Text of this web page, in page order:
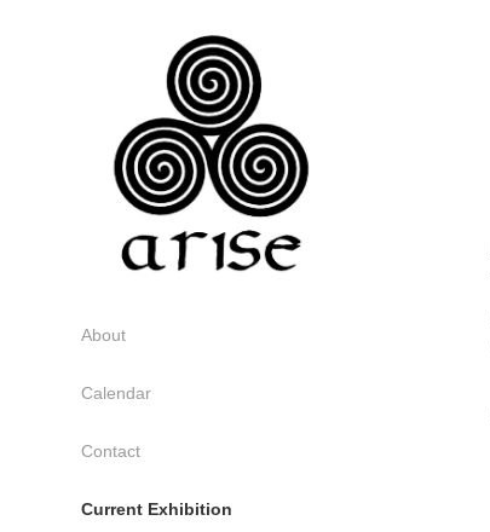
About
Calendar
Contact
Current Exhibition